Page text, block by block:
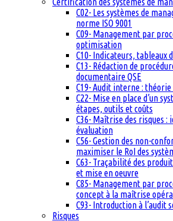
C02- Les systèmes de
norme ISO 9001
C09- Management par
optimisation
C10- Indicateurs, tableaux
C13- Rédaction de
documentaire QSE
C19- Audit interne :
C22- Mise en place d’un
étapes, outils et coûts
C36- Maîtrise des risques
évaluation
C56- Gestion des non-
maximiser le RoI des
C63- Traçabilité des
et mise en oeuvre
C85- Management par
concept à la maîtrise
C93- Introduction à l’audit
Risques